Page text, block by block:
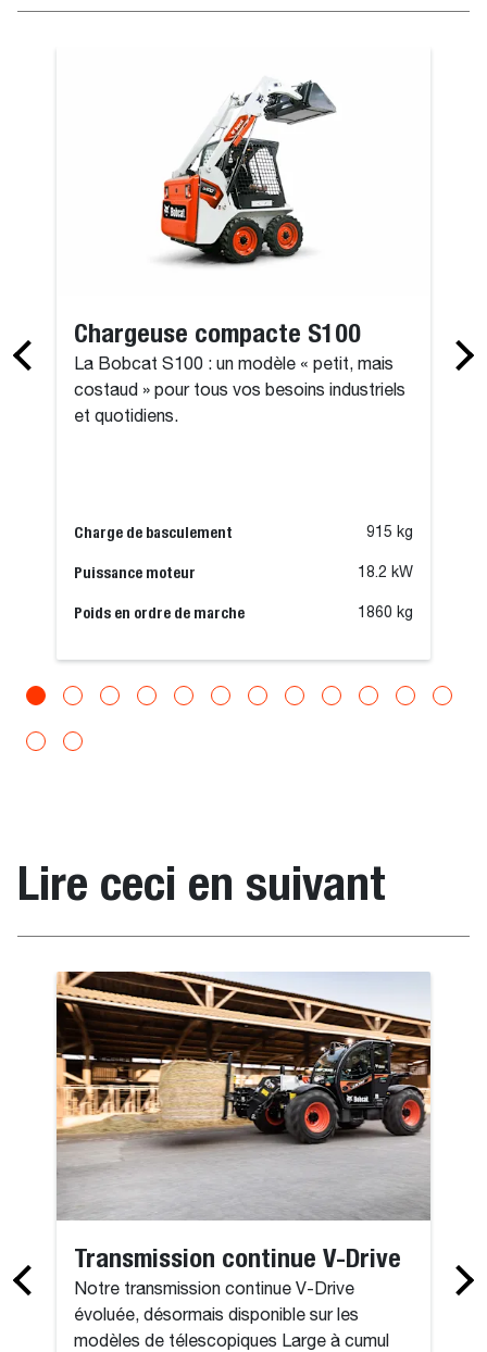
Chargeuse compacte S100
La Bobcat S100 : un modèle « petit, mais
costaud » pour tous vos besoins industriels
et quotidiens.
Charge de basculement 915 kg
Puissance moteur 18.2 kW
Poids en ordre de marche 1860 kg
Lire ceci en suivant
Transmission continue V-Drive
Notre transmission continue V-Drive
évoluée, désormais disponible sur les
modèles de télescopiques Large à cumul